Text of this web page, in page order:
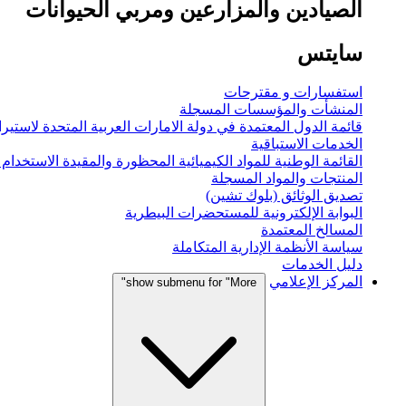
الصيادين والمزارعين ومربي الحيوانات
سايتس
استفسارات و مقترحات
المنشأت والمؤسسات المسجلة
قائمة الدول المعتمدة في دولة الامارات العربية المتحدة
الخدمات الاستباقية
القائمة الوطنية للمواد الكيميائية المحظورة والمقيدة
المنتجات والمواد المسجلة
تصديق الوثائق (بلوك تشين)
البوابة الإلكترونية للمستحضرات البيطرية
المسالخ المعتمدة
سياسة الأنظمة الإدارية المتكاملة
دليل الخدمات
المركز الإعلامي
show submenu for "More"